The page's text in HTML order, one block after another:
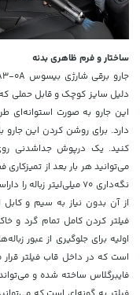
ساختار و فرم ظاهری بدنه
دلیل سایز کوچک و قابل حملی که
این جارو به صورت استوانه‌ای
دارد. برای روشن کردن این جارو
می‌توانید هر بار بعد از
نگه‌داری 70 میلی‌لیتر
فیلتر کردن کامل تمام گرد و
است که در داخل قاب فیلتر قرار